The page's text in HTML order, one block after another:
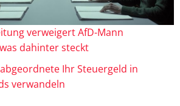
verweigert AfD-Mann
dahinter steckt
Ihr Steuergeld in
verwandeln